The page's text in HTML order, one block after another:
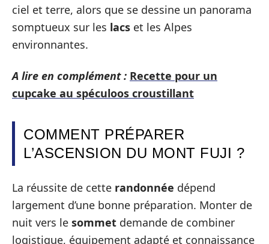
ciel et terre, alors que se dessine un panorama
somptueux sur les lacs et les Alpes
environnantes.
A lire en complément : Recette pour un
cupcake au spéculoos croustillant
COMMENT PRÉPARER
L’ASCENSION DU MONT FUJI ?
La réussite de cette randonnée dépend
largement d’une bonne préparation. Monter de
nuit vers le sommet demande de combiner
logistique, équipement adapté et connaissance